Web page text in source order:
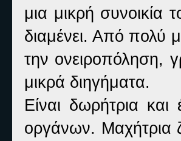
μια μικρή συνοικία
διαμένει. Από πολύ
την ονειροπόληση,
μικρά διηγήματα.
Είναι δωρήτρια
οργάνων. Μαχήτρια